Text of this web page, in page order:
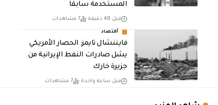
المستخدمة سابقاً
قبل 48 دقيقة 7 مشاهدات
أقتصاد
فايننشال تايمز: الحصار الأمريكي
يشل صادرات النفط الإيرانية من
جزيرة خارك
قبل ساعة واحدة 7 مشاهدات